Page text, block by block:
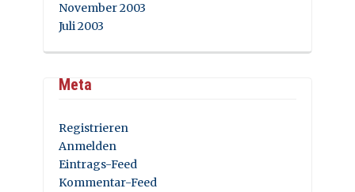
November 2003
Juli 2003
Meta
Registrieren
Anmelden
Eintrags-Feed
Kommentar-Feed